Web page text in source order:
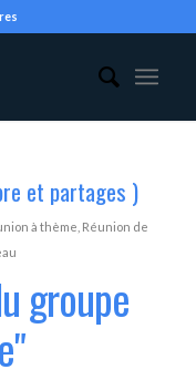
et partages )
à thème Réunion de
groupe